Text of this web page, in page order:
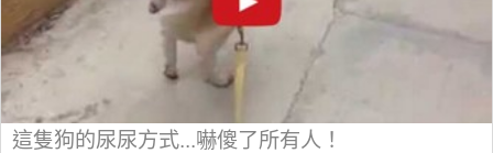
這隻狗的尿尿方式...嚇傻了所有人！